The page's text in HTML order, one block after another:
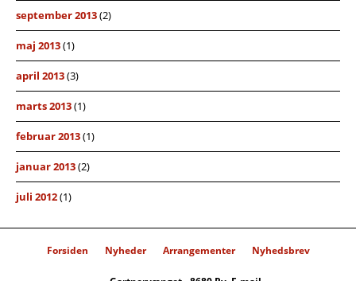
september 2013(2)
maj 2013(1)
april 2013(3)
marts 2013(1)
februar 2013(1)
januar 2013(2)
juli 2012(1)
Forsiden Nyheder Arrangementer Nyhedsbrev